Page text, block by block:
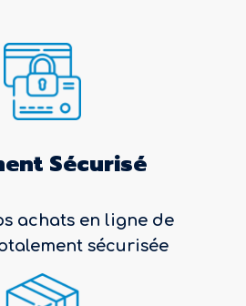
Sécurisé
achats en ligne de
sécurisée